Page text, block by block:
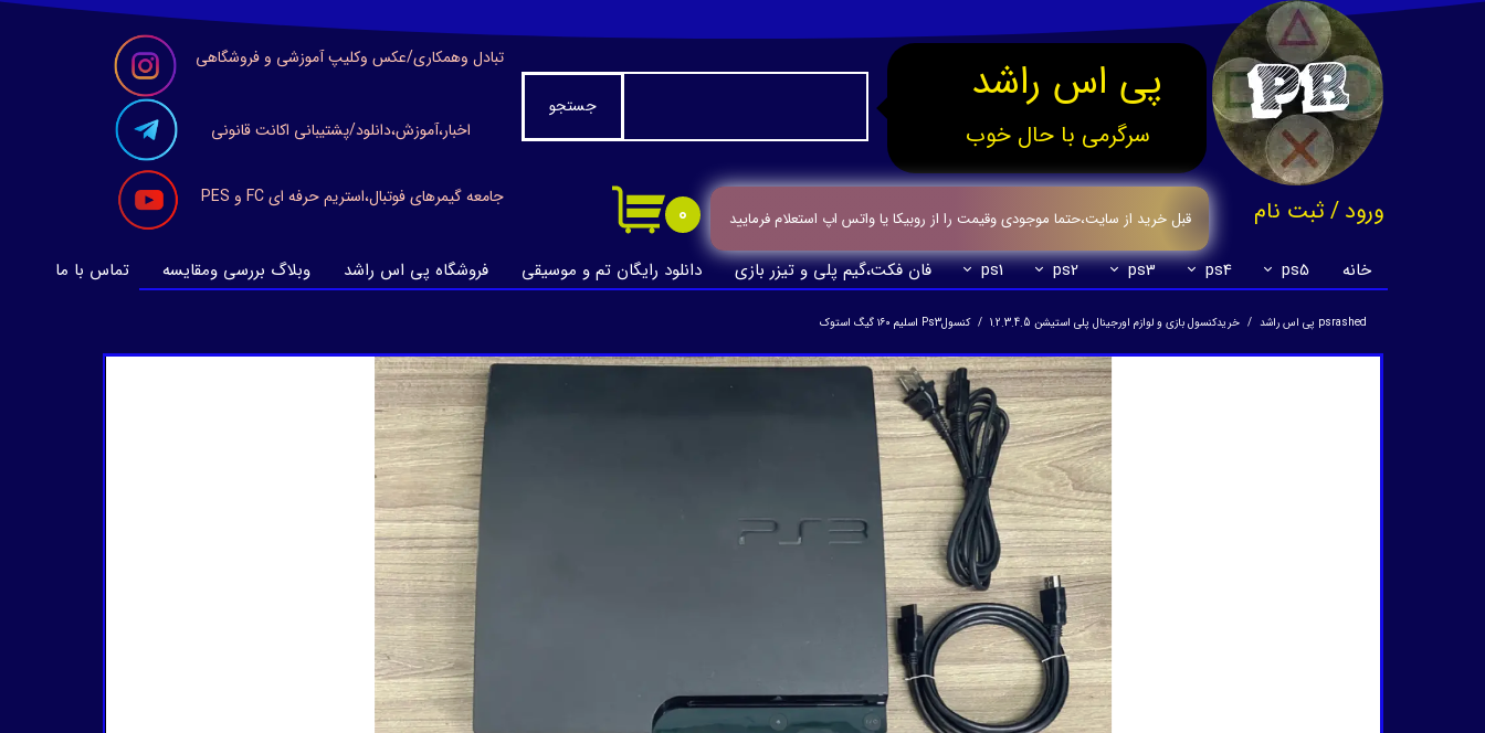
خانه ps5
ps4
ps3
ps2
ps1 فان فکت،گیم پلی و تیزر بازی دانلود رایگان تم و موسیقی فروشگاه پی اس راشد وبلاگ بررسی ومقایسه تماس با ما
جامعه گیمرهای فوتبال،استریم حرفه ای FC و PES
تبادل وهمکاری/عکس وکلیپ آموزشی و فروشگاهی
اخبار،آموزش،دانلود/پشتیبانی اکانت قانونی
ورود/ ثبت نام
حساب کاربری من
سفارشات
جستجو پی اس راشد
سرگرمی با حال خوب
۰ قبل خرید از سایت،حتما موجودی وقیمت را از روبیکا یا واتس اپ استعلام فرمایید
psrashed پی اس راشد خریدکنسول بازی و لوازم اورجینال پلی استیشن 1.2.3.4.5 کنسولPs3 اسلیم ۱۶۰ گیگ استوک